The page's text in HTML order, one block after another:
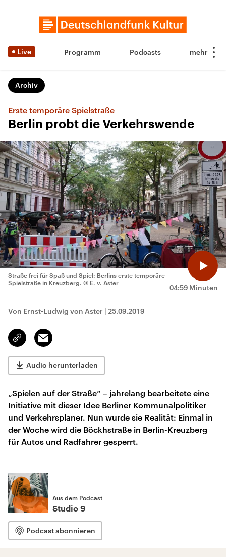
Live Programm Podcasts
Archiv
Erste temporäre Spielstraße
Berlin probt die Verkehrswende
04:59 Minuten
Straße frei für Spaß und Spiel: Berlins erste temporäre
Spielstraße in Kreuzberg. © E. v. Aster
Von Ernst-Ludwig von Aster | 25.09.2019
Link
kopieren/teilen
Email
Audio herunterladen
„Spielen auf der Straße“ – jahrelang bearbeitete eine
Initiative mit dieser Idee Berliner Kommunalpolitiker
und Verkehrsplaner. Nun wurde sie Realität: Einmal in
der Woche wird die Böckhstraße in Berlin-Kreuzberg
für Autos und Radfahrer gesperrt.
Aus dem Podcast
Studio 9
Podcast abonnieren